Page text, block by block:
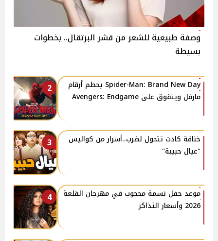
وصفة طبيعية للشعر من قشر البرتقال.. بخطوات
بسيطة
2
Spider-Man: Brand New Day يحطم أرقام
مارفل ويتفوق على Avengers: Endgame
3
خناقة كادت تتحول لضرب..أسرار من كواليس
"عيال حبيبة"
4
موعد حفل نسمة محجوب في مهرجان القلعة
2026 وأسعار التذاكر